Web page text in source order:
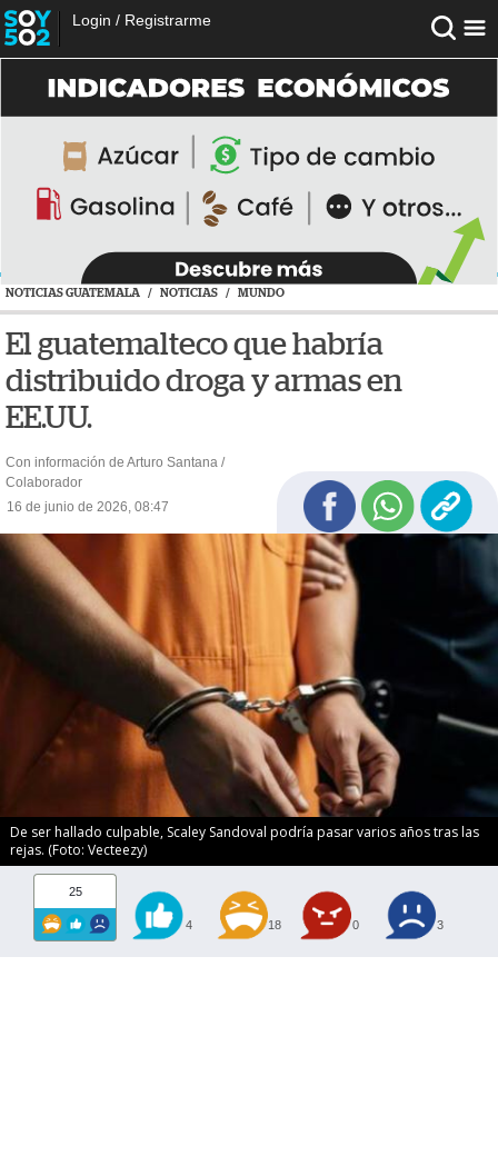
Login / Registrarme
NOTICIAS GUATEMALA / NOTICIAS / MUNDO
El guatemalteco que habría
distribuido droga y armas en
EE.UU.
Con información de Arturo Santana /
Colaborador
16 de junio de 2026, 08:47
De ser hallado culpable, Scaley Sandoval podría pasar varios años tras las
rejas. (Foto: Vecteezy)
25
4 18 0 3